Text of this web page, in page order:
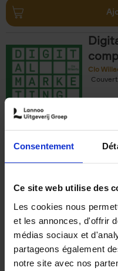
Consentement
Ce site web utilise des
Les cookies nous
et les annonces, d'offrir
médias sociaux et
partageons également
notre site avec nos
Clo
€
The
Steven